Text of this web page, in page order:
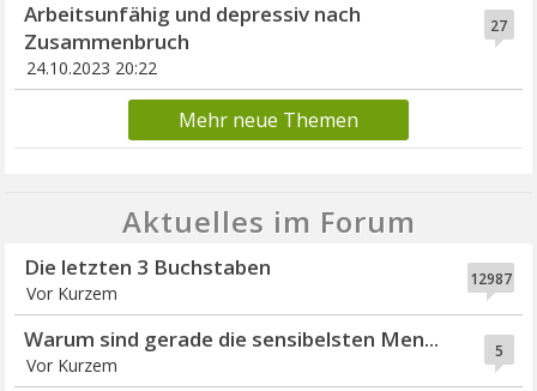
27
Arbeitsunfähig und depressiv nach
Zusammenbruch
24.10.2023 20:22
Mehr neue Themen
Aktuelles im Forum
12987
Die letzten 3 Buchstaben
Vor Kurzem
5
Warum sind gerade die sensibelsten Men...
Vor Kurzem